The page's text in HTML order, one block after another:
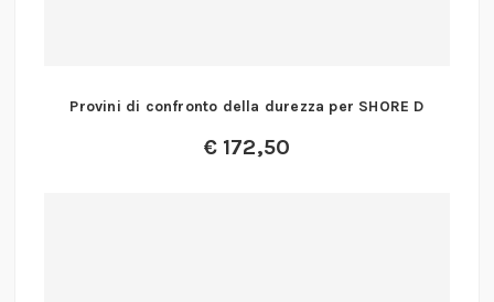
Provini di confronto della durezza per SHORE D
€172,50